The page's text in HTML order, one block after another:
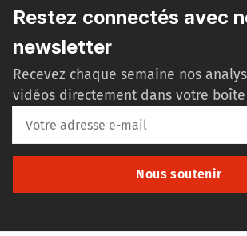
Restez connectés avec
newsletter
Recevez chaque semaine nos
vidéos directement dans votre
Nous soutenir